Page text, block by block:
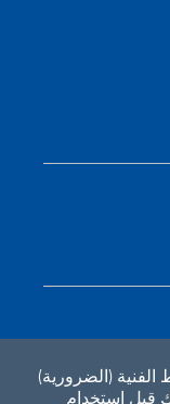
(الضرورية)
قبل استخدام
Dichiarazione di